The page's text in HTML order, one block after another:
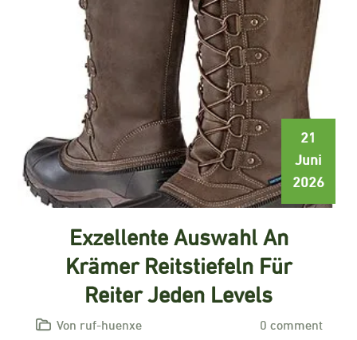
21
Juni
2026
Exzellente Auswahl An
Krämer Reitstiefeln Für
Reiter Jeden Levels
Von ruf-huenxe
0 comment